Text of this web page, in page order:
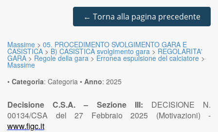
← Torna alla pagina precedente
Massime > 05. PROCEDIMENTO SVOLGIMENTO GARA E
CASISTICA > B) CASISTICA svolgimento gara > REGOLARITA'
GARA > Regole della gara > Erronea espulsione del calciatore >
Massime
• Categoria: Categoria • Anno: 2025
Decisione C.S.A. – Sezione III: DECISIONE N.
00134/CSA del 27 Febbraio 2025 (Motivazioni) -
www.figc.it